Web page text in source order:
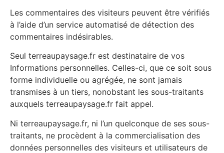
Les commentaires des visiteurs peuvent être vérifiés
à l’aide d’un service automatisé de détection des
commentaires indésirables.
Seul terreaupaysage.fr est destinataire de vos
Informations personnelles. Celles-ci, que ce soit sous
forme individuelle ou agrégée, ne sont jamais
transmises à un tiers, nonobstant les sous-traitants
auxquels terreaupaysage.fr fait appel.
Ni terreaupaysage.fr, ni l’un quelconque de ses sous-
traitants, ne procèdent à la commercialisation des
données personnelles des visiteurs et utilisateurs de